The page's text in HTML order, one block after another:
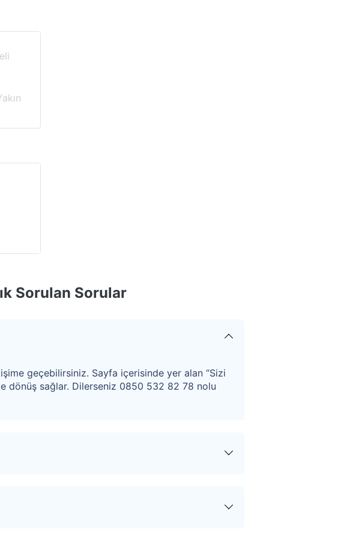
Sorulan Sorular
geçebilirsiniz. Sayfa içerisinde yer alan “Sizi
dönüş sağlar. Dilerseniz 0850 532 82 78 nolu